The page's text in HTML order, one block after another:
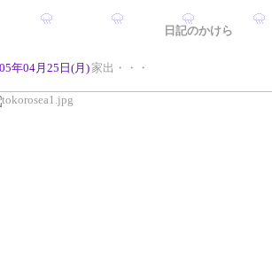
日記のかけら
年04月25日(月)家出・・・